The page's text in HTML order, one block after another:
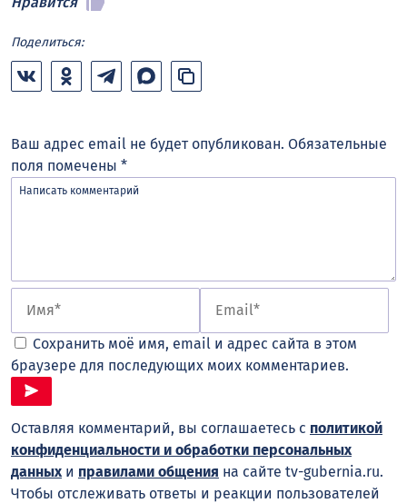
Поделиться:
Ваш адрес email не будет опубликован. Обязательные
поля помечены *
Сохранить моё имя, email и адрес сайта в этом
браузере для последующих моих комментариев.
Оставляя комментарий, вы соглашаетесь с политикой
конфиденциальности и обработки персональных
данных и правилами общения на сайте tv-gubernia.ru.
Чтобы отслеживать ответы и реакции пользователей